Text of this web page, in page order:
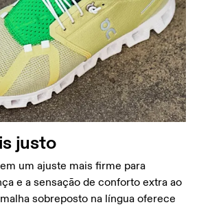
justo
um ajuste mais firme para
e a sensação de conforto extra ao
sobreposto na língua oferece